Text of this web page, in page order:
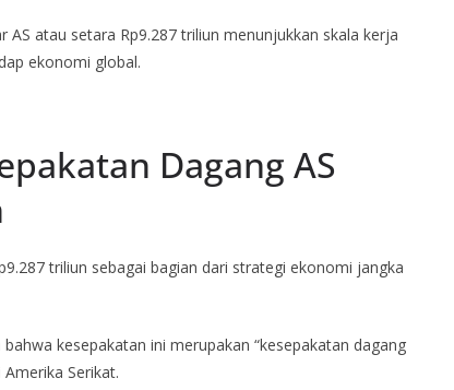
atau setara Rp9.287 triliun menunjukkan skala kerja
ekonomi global.
Dagang AS
triliun sebagai bagian dari strategi ekonomi jangka
kesepakatan ini merupakan “kesepakatan dagang
Serikat.